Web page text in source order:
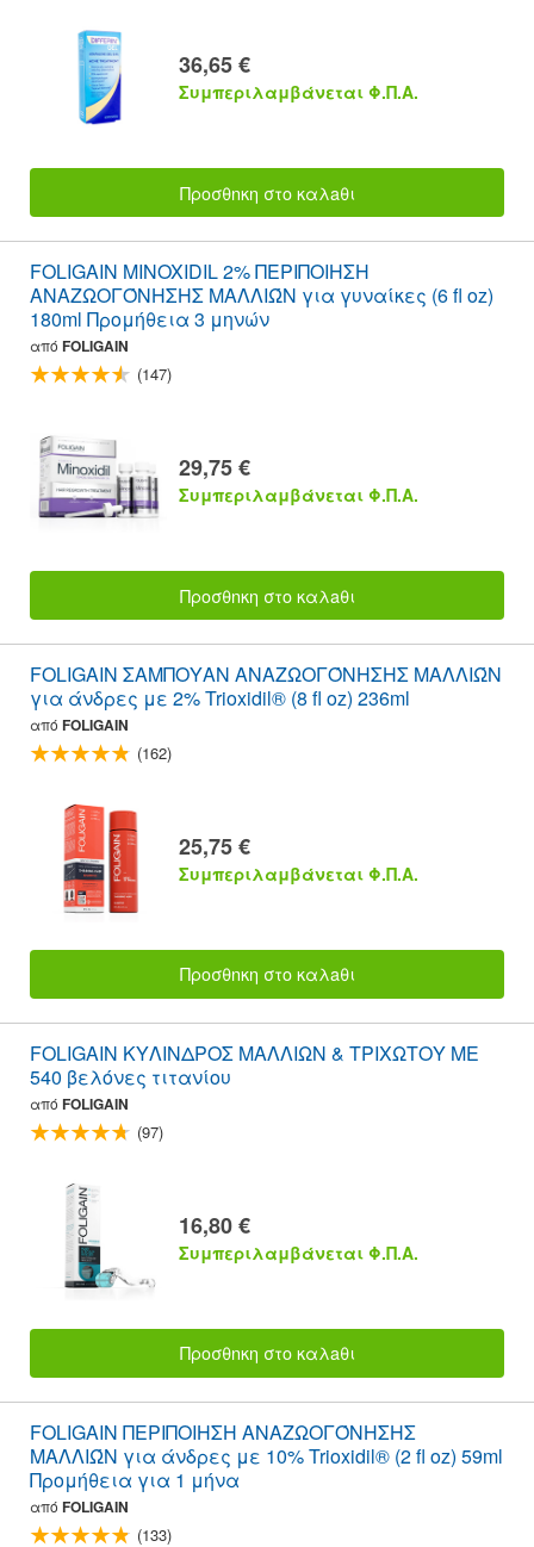
36,65 €
Συμπεριλαμβάνεται Φ.Π.Α.
Προσθnκη στο καλaθι
FOLIGAIN MINOXIDIL 2% ΠΕΡΙΠΟΙΗΣΗ
ΑΝΑΖΩΟΓΌΝΗΣΗΣ ΜΑΛΛΙΏΝ για γυναίκες (6 fl oz)
180ml Προμήθεια 3 μηνών
από FOLIGAIN
(147)
29,75 €
Συμπεριλαμβάνεται Φ.Π.Α.
Προσθnκη στο καλaθι
FOLIGAIN ΣΑΜΠΟΥΑΝ ΑΝΑΖΩΟΓΌΝΗΣΗΣ ΜΑΛΛΙΏΝ
για άνδρες με 2% Trioxidil® (8 fl oz) 236ml
από FOLIGAIN
(162)
25,75 €
Συμπεριλαμβάνεται Φ.Π.Α.
Προσθnκη στο καλaθι
FOLIGAIN ΚΥΛΙΝΔΡΟΣ ΜΑΛΛΙΩΝ & ΤΡΙΧΩΤΟΥ ΜΕ
540 βελόνες τιτανίου
από FOLIGAIN
(97)
16,80 €
Συμπεριλαμβάνεται Φ.Π.Α.
Προσθnκη στο καλaθι
FOLIGAIN ΠΕΡΙΠΟΙΗΣΗ ΑΝΑΖΩΟΓΌΝΗΣΗΣ
ΜΑΛΛΙΏΝ για άνδρες με 10% Trioxidil® (2 fl oz) 59ml
Προμήθεια για 1 μήνα
από FOLIGAIN
(133)